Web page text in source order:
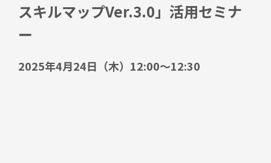
スキルマップVer.3.0」活用セミナ
ー
2025年4月24日（木）12:00～12:30